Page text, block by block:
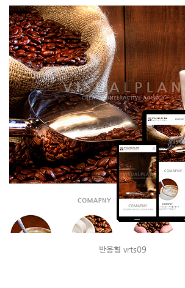
반응형 vrts09